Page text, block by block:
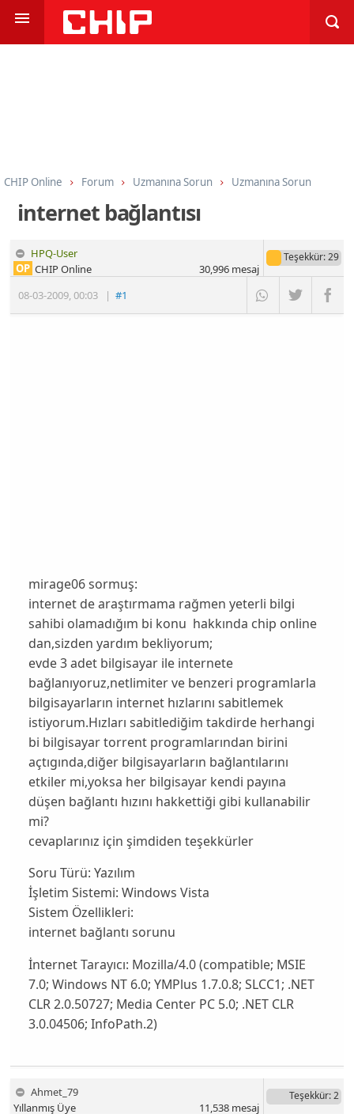
CHIP Online Forum Uzmanına Sorun Uzmanına Sorun
internet bağlantısı
HPQ-User
08-03-2009,00:03 |#1
OP CHIP Online
Teşekkür: 29
30,996mesaj
mirage06 sormuş:
internet de araştırmama rağmen yeterli bilgi
sahibi olamadığım bi konu hakkında chip online
dan,sizden yardım bekliyorum;
evde 3 adet bilgisayar ile internete
bağlanıyoruz,netlimiter ve benzeri programlarla
bilgisayarların internet hızlarını sabitlemek
istiyorum.Hızları sabitlediğim takdirde herhangi
bi bilgisayar torrent programlarından birini
açtıgında,diğer bilgisayarların bağlantılarını
etkiler mi,yoksa her bilgisayar kendi payına
düşen bağlantı hızını hakkettiği gibi kullanabilir
mi?
cevaplarınız için şimdiden teşekkürler
Soru Türü: Yazılım
İşletim Sistemi: Windows Vista
Sistem Özellikleri:
internet bağlantı sorunu
İnternet Tarayıcı: Mozilla/4.0 (compatible; MSIE
7.0; Windows NT 6.0; YMPlus 1.7.0.8; SLCC1; .NET
CLR 2.0.50727; Media Center PC 5.0; .NET CLR
3.0.04506; InfoPath.2)
Ahmet_79
Yıllanmış Üye
Teşekkür: 2
11,538mesaj